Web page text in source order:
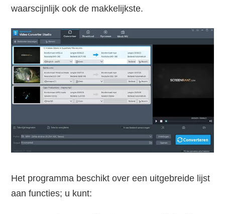
waarscijnlijk ook de makkelijkste.
Het programma beschikt over een uitgebreide lijst
aan functies; u kunt: